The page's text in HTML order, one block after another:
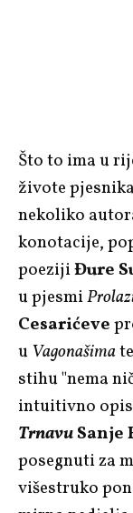
Što to ima u
živote
nekoliko
konotacije,
poezijiĐure
u pjesmi
Cesarićeve
u Vagonašimate
stihu "nema
intuitivno
TrnavuSanje
posegnuti za
višestruko